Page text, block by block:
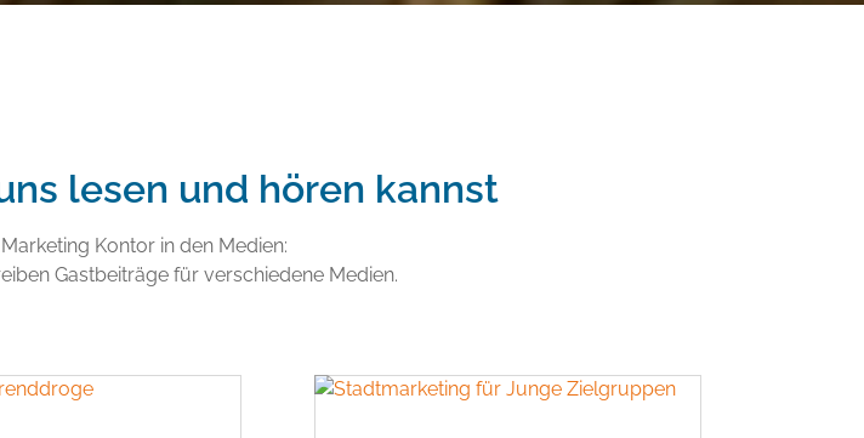
lesen und hören kannst
Kontor in den Medien:
Gastbeiträge für verschiedene Medien.